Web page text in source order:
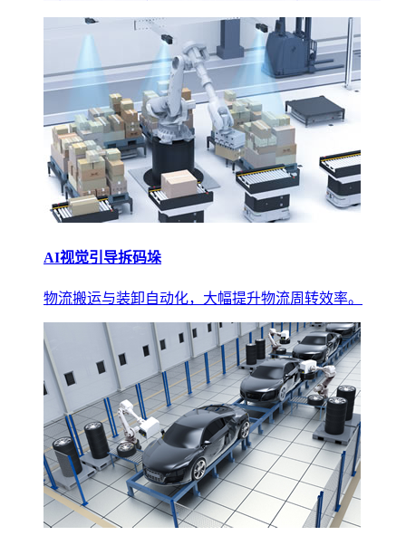
AI视觉引导拆码垛
物流搬运与装卸自动化，大幅提升物流周转效率。